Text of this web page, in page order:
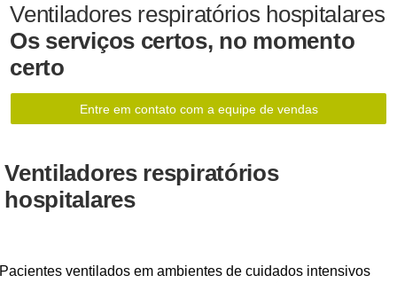
Ventiladores respiratórios hospitalares
Os serviços certos, no momento
certo
Entre em contato com a equipe de vendas
Ventiladores respiratórios
hospitalares
Pacientes ventilados em ambientes de cuidados intensivos